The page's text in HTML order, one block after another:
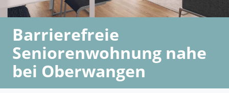
Barrierefreie
Seniorenwohnung nahe
bei Oberwangen